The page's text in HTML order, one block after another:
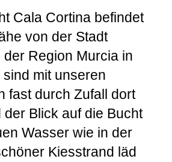
Cala Cortina befindet
von der Stadt
Region Murcia in
mit unseren
fast durch Zufall dort
der Blick auf die Bucht
Wasser wie in der
Kiesstrand läd